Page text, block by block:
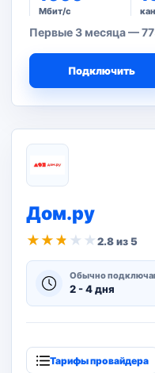
Мбит/с
Первые 3 месяца —
Подключить
Дом.ру
★ ★ ★ ★ ★2.8 из 5
Обычно
2 - 4 дня
Тарифы провайдера